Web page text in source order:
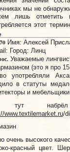
мы не
лишь отметить
этот
Имя: Алексей
Город: Линц
Уважаемые
(это я про
употребляли
в статуты
и
набрёл
www.textilemarket.ru/
очень высокого
красный цвет.